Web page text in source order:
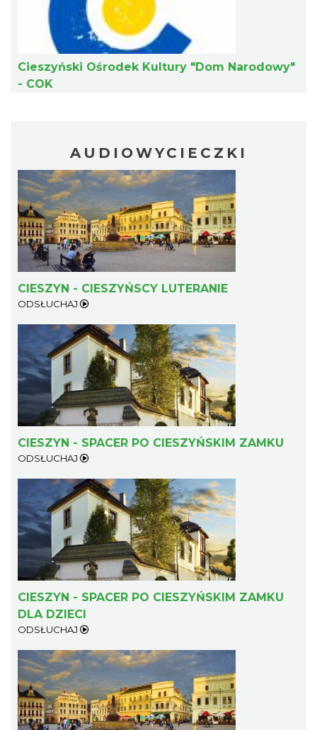
Cieszyn
0.41 km
Cieszyn
2026-09-05
0.41 km
Cieszyn
0.41 km
Cieszyn
Cieszyn
Cieszyński Ośrodek Kultury "Dom Narodowy"
- COK
AUDIOWYCIECZKI
CIESZYN - CIESZYŃSCY LUTERANIE
ODSŁUCHAJ
CIESZYN - SPACER PO CIESZYŃSKIM ZAMKU
ODSŁUCHAJ
CIESZYN - SPACER PO CIESZYŃSKIM ZAMKU
DLA DZIECI
ODSŁUCHAJ